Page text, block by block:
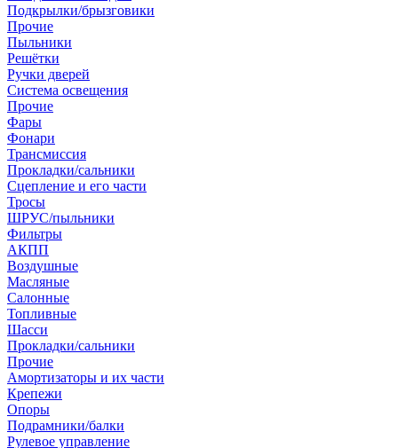
Подкрылки/брызговики
Прочие
Пыльники
Решётки
Ручки дверей
Система освещения
Прочие
Фары
Фонари
Трансмиссия
Прокладки/сальники
Сцепление и его части
Тросы
ШРУС/пыльники
Фильтры
АКПП
Воздушные
Масляные
Салонные
Топливные
Шасси
Прокладки/сальники
Прочие
Амортизаторы и их части
Крепежи
Опоры
Подрамники/балки
Рулевое управление